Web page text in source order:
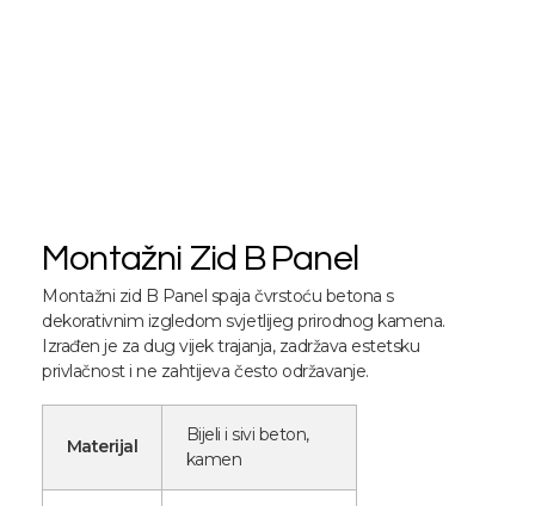
Montažni Zid B Panel
Montažni zid B Panel spaja čvrstoću betona s
dekorativnim izgledom svjetlijeg prirodnog kamena.
Izrađen je za dug vijek trajanja, zadržava estetsku
privlačnost i ne zahtijeva često održavanje.
Materijal
Bijeli i sivi beton,
kamen